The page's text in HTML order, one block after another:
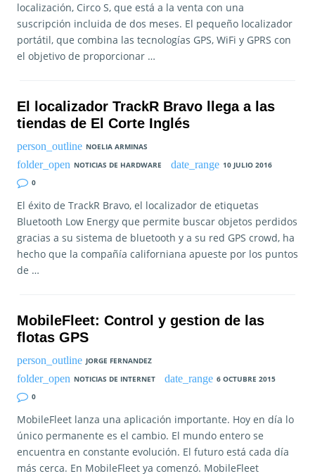
localización, Circo S, que está a la venta con una
suscripción incluida de dos meses. El pequeño localizador
portátil, que combina las tecnologías GPS, WiFi y GPRS con
el objetivo de proporcionar …
El localizador TrackR Bravo llega a las
tiendas de El Corte Inglés
NOELIA ARMINAS
NOTICIAS DE HARDWARE
10 JULIO 2016
0
El éxito de TrackR Bravo, el localizador de etiquetas
Bluetooth Low Energy que permite buscar objetos perdidos
gracias a su sistema de bluetooth y a su red GPS crowd, ha
hecho que la compañía californiana apueste por los puntos
de …
MobileFleet: Control y gestion de las
flotas GPS
JORGE FERNANDEZ
NOTICIAS DE INTERNET
6 OCTUBRE 2015
0
MobileFleet lanza una aplicación importante. Hoy en día lo
único permanente es el cambio. El mundo entero se
encuentra en constante evolución. El futuro está cada día
más cerca. En MobileFleet ya comenzó. MobileFleet